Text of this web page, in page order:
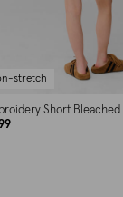
stretch
Short Bleached